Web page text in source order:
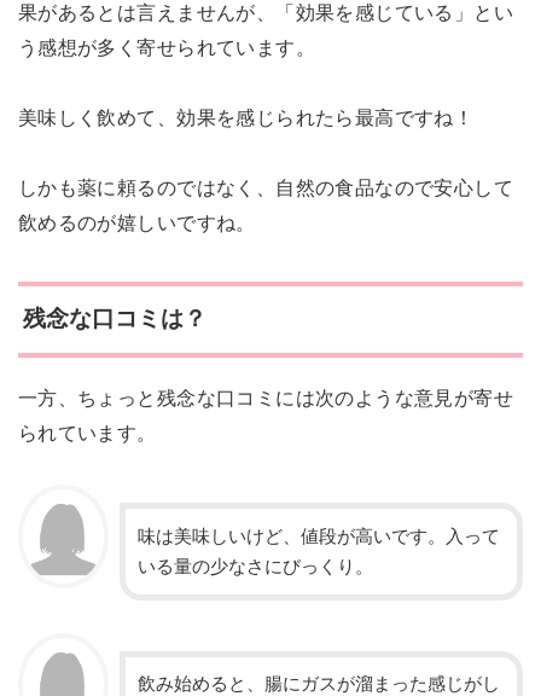
果があるとは言えませんが、「効果を感じている」とい
う感想が多く寄せられています。
美味しく飲めて、効果を感じられたら最高ですね！
しかも薬に頼るのではなく、自然の食品なので安心して
飲めるのが嬉しいですね。
残念な口コミは？
一方、ちょっと残念な口コミには次のような意見が寄せ
られています。
味は美味しいけど、値段が高いです。入って
いる量の少なさにびっくり。
飲み始めると、腸にガスが溜まった感じがし